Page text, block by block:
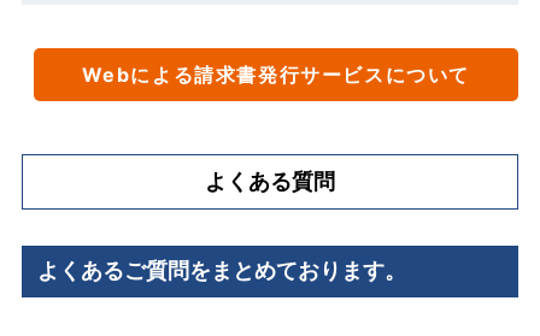
Webによる請求書発行サービスについて
よくある質問
よくあるご質問をまとめております。